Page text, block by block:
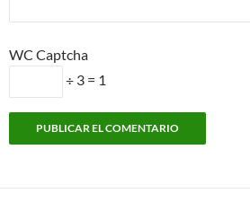
WC Captcha
÷ 3 = 1